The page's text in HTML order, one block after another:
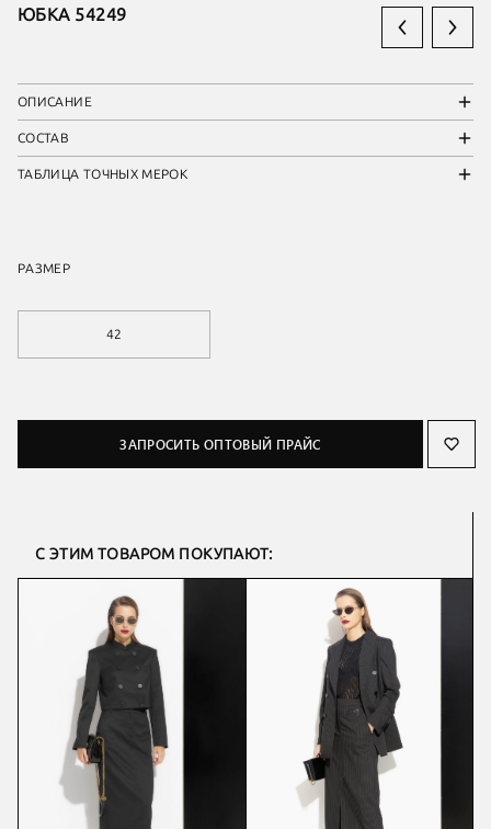
ЮБКА 54249
ОПИСАНИЕ
СОСТАВ
ТАБЛИЦА ТОЧНЫХ МЕРОК
РАЗМЕР
42
ЗАПРОСИТЬ ОПТОВЫЙ ПРАЙС
С ЭТИМ ТОВАРОМ ПОКУПАЮТ: